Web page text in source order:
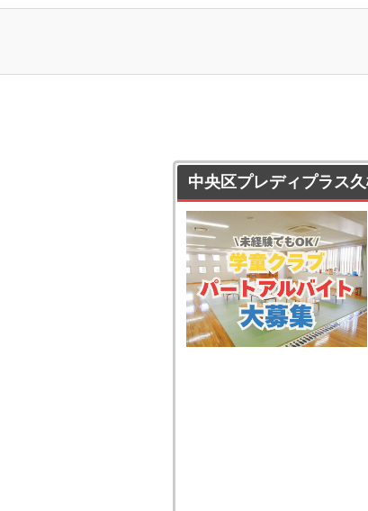
中央区プレディプラス